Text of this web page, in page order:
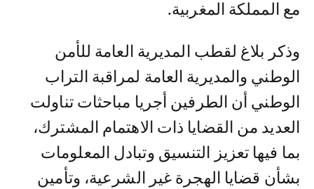
مع المملكة المغربية.
وذكر بلاغ لقطب المديرية العامة للأمن
الوطني والمديرية العامة لمراقبة التراب
الوطني أن الطرفين أجريا مباحثات تناولت
العديد من القضايا ذات الاهتمام المشترك،
بما فيها تعزيز التنسيق وتبادل المعلومات
بشأن قضايا الهجرة غير الشرعية، وتأمين